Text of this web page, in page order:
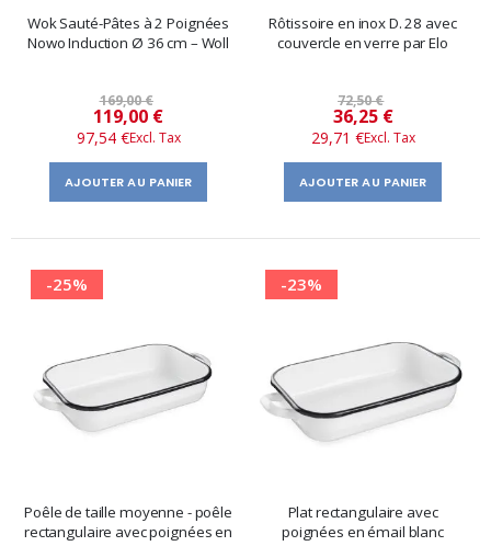
Wok Sauté-Pâtes à 2 Poignées
Nowo Induction Ø 36 cm – Woll
169,00 €
Prix
spécial
119,00 €
97,54 €
AJOUTER AU PANIER
Rôtissoire en inox D. 28 avec
couvercle en verre par Elo
72,50 €
Prix
​​
spécial
36,25 €
29,71 €
AJOUTER AU PANIER
-25%
Poêle de taille moyenne - poêle
rectangulaire avec poignées en
-23%
Plat rectangulaire avec
poignées en émail blanc